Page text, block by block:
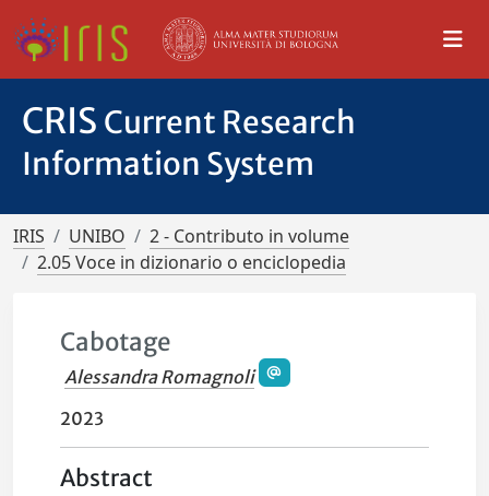
CRIS Current Research
Information System
IRIS UNIBO
2 - Contributo in volume
2.05 Voce in dizionario o enciclopedia
Cabotage
Alessandra Romagnoli
2023
Abstract